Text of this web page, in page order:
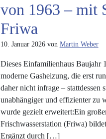
von 1963 – mit
Friwa
10. Januar 2026von Martin Weber
Dieses Einfamilienhaus Baujahr
moderne Gasheizung, die erst
daher nicht infrage – stattdessen
unabhängiger und effizienter zu
wurde gezielt erweitert:Ein
Frischwasserstation (Friwa)
Ergänzt durch […]